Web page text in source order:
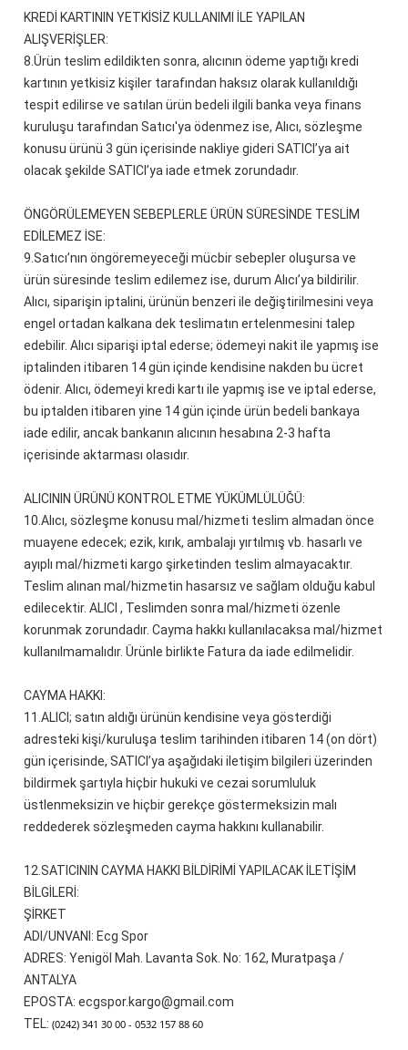
KREDİ KARTININ YETKİSİZ KULLANIMI İLE YAPILAN
ALIŞVERİŞLER:
8. Ürün teslim edildikten sonra, alıcının ödeme yaptığı kredi
kartının yetkisiz kişiler tarafından haksız olarak kullanıldığı
tespit edilirse ve satılan ürün bedeli ilgili banka veya finans
kuruluşu tarafından Satıcı'ya ödenmez ise, Alıcı, sözleşme
konusu ürünü 3 gün içerisinde nakliye gideri SATICI’ya ait
olacak şekilde SATICI’ya iade etmek zorundadır.
ÖNGÖRÜLEMEYEN SEBEPLERLE ÜRÜN SÜRESİNDE TESLİM
EDİLEMEZ İSE:
9. Satıcı’nın öngöremeyeceği mücbir sebepler oluşursa ve
ürün süresinde teslim edilemez ise, durum Alıcı’ya bildirilir.
Alıcı, siparişin iptalini, ürünün benzeri ile değiştirilmesini veya
engel ortadan kalkana dek teslimatın ertelenmesini talep
edebilir. Alıcı siparişi iptal ederse; ödemeyi nakit ile yapmış ise
iptalinden itibaren 14 gün içinde kendisine nakden bu ücret
ödenir. Alıcı, ödemeyi kredi kartı ile yapmış ise ve iptal ederse,
bu iptalden itibaren yine 14 gün içinde ürün bedeli bankaya
iade edilir, ancak bankanın alıcının hesabına 2-3 hafta
içerisinde aktarması olasıdır.
ALICININ ÜRÜNÜ KONTROL ETME YÜKÜMLÜLÜĞÜ:
10. Alıcı, sözleşme konusu mal/hizmeti teslim almadan önce
muayene edecek; ezik, kırık, ambalajı yırtılmış vb. hasarlı ve
ayıplı mal/hizmeti kargo şirketinden teslim almayacaktır.
Teslim alınan mal/hizmetin hasarsız ve sağlam olduğu kabul
edilecektir. ALICI , Teslimden sonra mal/hizmeti özenle
korunmak zorundadır. Cayma hakkı kullanılacaksa mal/hizmet
kullanılmamalıdır. Ürünle birlikte Fatura da iade edilmelidir.
CAYMA HAKKI:
11. ALICI; satın aldığı ürünün kendisine veya gösterdiği
adresteki kişi/kuruluşa teslim tarihinden itibaren 14 (on dört)
gün içerisinde, SATICI’ya aşağıdaki iletişim bilgileri üzerinden
bildirmek şartıyla hiçbir hukuki ve cezai sorumluluk
üstlenmeksizin ve hiçbir gerekçe göstermeksizin malı
reddederek sözleşmeden cayma hakkını kullanabilir.
12. SATICININ CAYMA HAKKI BİLDİRİMİ YAPILACAK İLETİŞİM
BİLGİLERİ:
ŞİRKET
ADI/UNVANI: Ecg Spor
ADRES: Yenigöl Mah. Lavanta Sok. No: 162, Muratpaşa /
ANTALYA
EPOSTA: ecgspor.kargo@gmail.com
TEL: (0242) 341 30 00 - 0532 157 88 60